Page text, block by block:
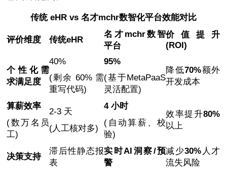
传统 eHR vs 名才mchr数智化平台效能对比
评价维度 传统eHR
名才mchr数智
平台
价值提升
(ROI)
个性化需
求满足度
40%
(剩余 60% 需
重写代码)
95%
(基于MetaPaaS
灵活配置)
降低70%额外
开发成本
算薪效率
(数万名员
工)
2-3 天
(人工核对多)
4 小时
(自动算薪、校
验)
效率提升80%
以上
决策支持
滞后性静态报
表
实时AI洞察/预
警
减少30% 人才
流失风险